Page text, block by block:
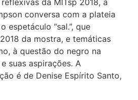
da MITsp 2018, a
conversa com a plateia
espetáculo “sal.”, que
da mostra, e temáticas
à questão do negro na
suas aspirações. A
é de Denise Espírito Santo,